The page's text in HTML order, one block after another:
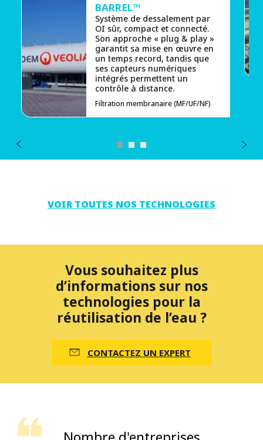
BARREL™
Système de dessalement par
OI sûr, compact et connecté.
Son approche « plug & play »
garantit sa mise en œuvre en
un temps record, tandis que
ses capteurs numériques
intégrés permettent un
contrôle à distance.
Filtration membranaire (MF/UF/NF)
VOIR TOUTES NOS TECHNOLOGIES
Vous souhaitez plus
d’informations sur nos
technologies pour la
réutilisation de l’eau ?
CONTACTEZ UN EXPERT